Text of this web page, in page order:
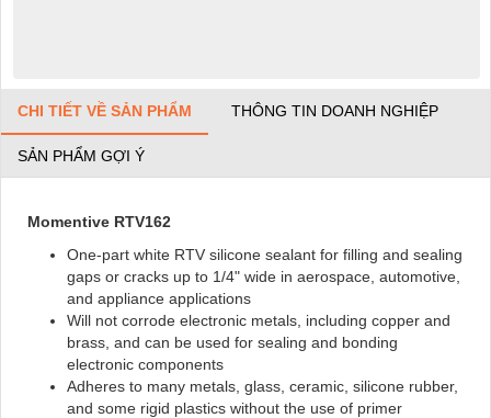
CHI TIẾT VỀ SẢN PHẨM THÔNG TIN DOANH NGHIỆP
SẢN PHẨM GỢI Ý
Momentive RTV162
One-part white RTV silicone sealant for filling and sealing
gaps or cracks up to 1/4" wide in aerospace, automotive,
and appliance applications
Will not corrode electronic metals, including copper and
brass, and can be used for sealing and bonding
electronic components
Adheres to many metals, glass, ceramic, silicone rubber,
and some rigid plastics without the use of primer